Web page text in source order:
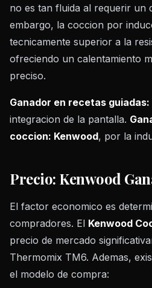
no es tan fluida al requerir un
embargo, la coccion por
tecnicamente superior a la
ofreciendo un calentamiento
preciso.
Ganador en recetas
integracion de la pantalla.
coccion: Kenwood, por la
Precio: Kenwood
El factor economico es
compradores. El Kenwood
precio de mercado
Thermomix TM6. Ademas,
el modelo de compra: